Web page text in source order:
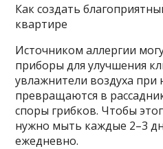
Как создать
квартире
Источником аллергии
приборы для улучшения
увлажнители воздуха
превращаются в
споры грибков. Чтобы
нужно мыть каждые 2–3
ежедневно.